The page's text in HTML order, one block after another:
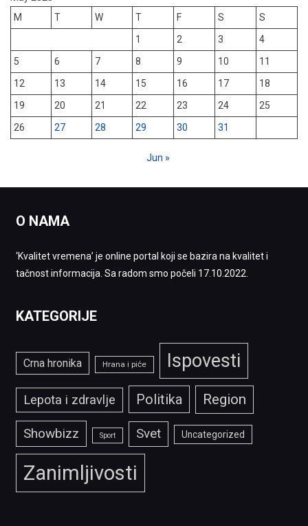
M
T W T F S
S
1
2 3
4
5
6 7 8 9 10
11
12
13 14 15 16 17
18
19
20 21 22 23 24
25
26
27 28 29 30 31
Jun »
O NAMA
‘Kvalitet vremena’ je online portal koji se bazira na kvalitet i
tačnost informacija. Sa radom smo počeli 17.10.2022.
KATEGORIJE
Crna hronika Hrana i piće Ispovesti
Lepota i zdravlje Politika Region
Showbizz Sport Svet Uncategorized
Zanimljivosti